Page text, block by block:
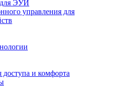
для ЭУИ
управления для
и комфорта